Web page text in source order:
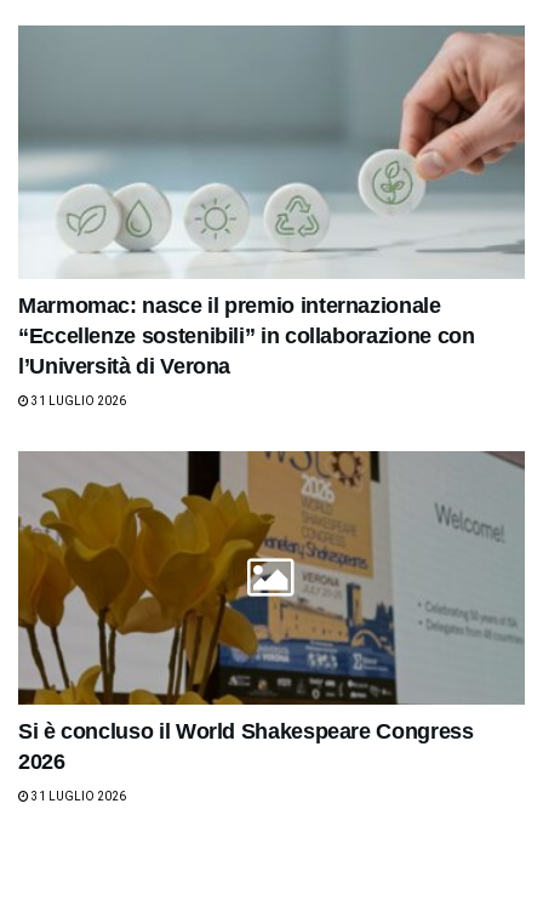
Marmomac: nasce il premio internazionale
“Eccellenze sostenibili” in collaborazione con
l’Università di Verona
31 LUGLIO 2026
Si è concluso il World Shakespeare Congress
2026
31 LUGLIO 2026